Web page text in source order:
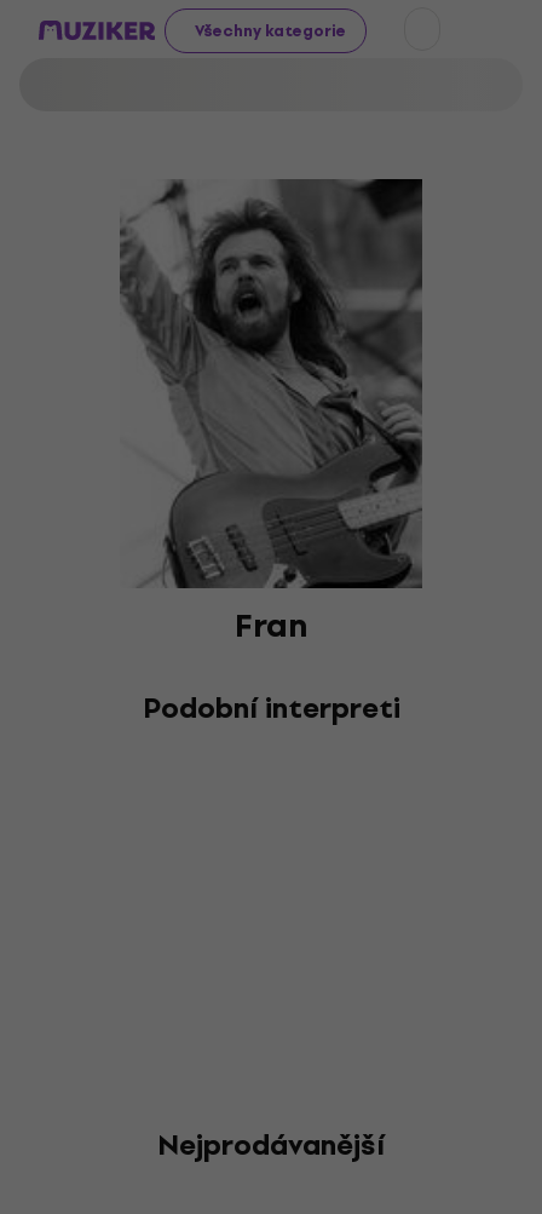
Všechny kategorie
Fran
Podobní interpreti
Nejprodávanější